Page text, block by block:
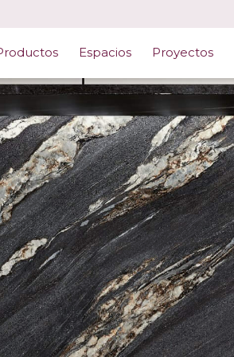
Espacios Proyectos